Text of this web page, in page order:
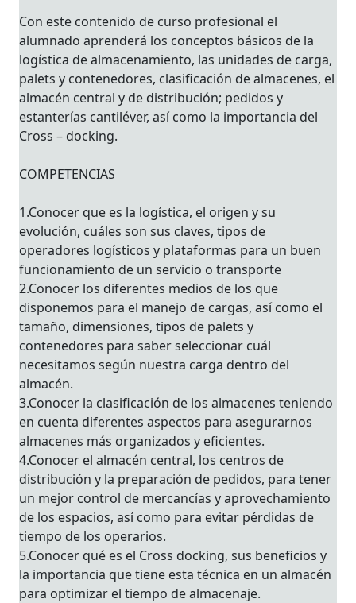
Con este contenido de curso profesional el
alumnado aprenderá los conceptos básicos de la
logística de almacenamiento, las unidades de carga,
palets y contenedores, clasificación de almacenes, el
almacén central y de distribución; pedidos y
estanterías cantiléver, así como la importancia del
Cross – docking.
COMPETENCIAS
1.Conocer que es la logística, el origen y su
evolución, cuáles son sus claves, tipos de
operadores logísticos y plataformas para un buen
funcionamiento de un servicio o transporte
2.Conocer los diferentes medios de los que
disponemos para el manejo de cargas, así como el
tamaño, dimensiones, tipos de palets y
contenedores para saber seleccionar cuál
necesitamos según nuestra carga dentro del
almacén.
3.Conocer la clasificación de los almacenes teniendo
en cuenta diferentes aspectos para asegurarnos
almacenes más organizados y eficientes.
4.Conocer el almacén central, los centros de
distribución y la preparación de pedidos, para tener
un mejor control de mercancías y aprovechamiento
de los espacios, así como para evitar pérdidas de
tiempo de los operarios.
5.Conocer qué es el Cross docking, sus beneficios y
la importancia que tiene esta técnica en un almacén
para optimizar el tiempo de almacenaje.